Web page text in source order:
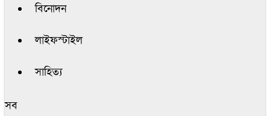
বিনোদন
লাইফস্টাইল
সাহিত্য
সব